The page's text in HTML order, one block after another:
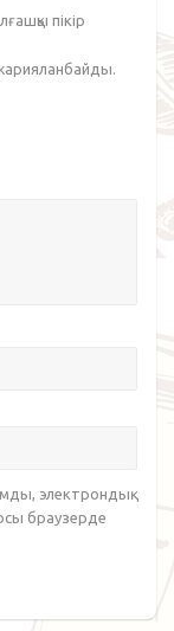
пікір
электрондық
браузерде